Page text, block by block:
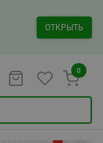
ОТКРЫТЬ
0